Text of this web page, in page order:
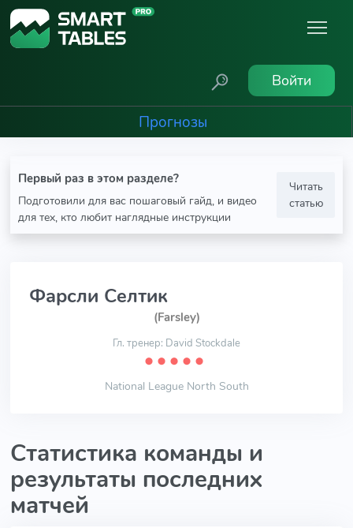
Войти
Прогнозы
Первый раз в этом разделе?
Подготовили для вас пошаговый гайд, и видео
для тех, кто любит наглядные инструкции
Читать
статью
Фарсли Селтик
(Farsley)
Гл. тренер: David Stockdale
⬤ ⬤ ⬤ ⬤ ⬤
National League North South
Статистика команды и
результаты последних
матчей